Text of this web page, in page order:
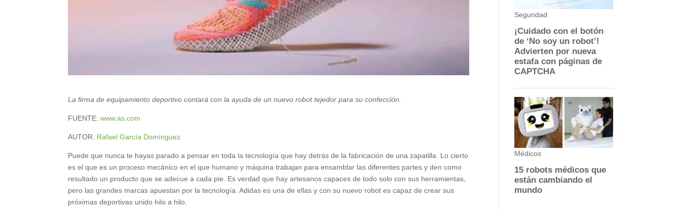
La firma de equipamiento deportivo contará con la ayuda de un nuevo robot tejedor para su confección.
FUENTE: www.as.com
AUTOR: Rafael García Domínguez
Puede que nunca te hayas parado a pensar en toda la tecnología que hay detrás de la fabricación de una zapatilla. Lo cierto
es el que es un proceso mecánico en el que humano y máquina trabajan para ensamblar las diferentes partes y den como
resultado un producto que se adecue a cada pie. Es verdad que hay artesanos capaces de todo solo con sus herramientas,
pero las grandes marcas apuestan por la tecnología. Adidas es una de ellas y con su nuevo robot es capaz de crear sus
próximas deportivas unido hilo a hilo.